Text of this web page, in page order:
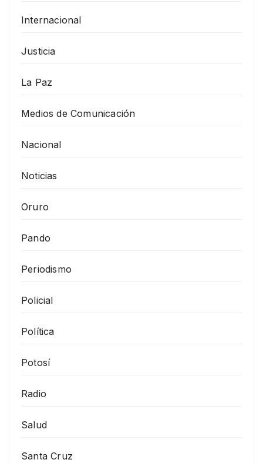
Internacional
Justicia
La Paz
Medios de Comunicación
Nacional
Noticias
Oruro
Pando
Periodismo
Policial
Política
Potosí
Radio
Salud
Santa Cruz